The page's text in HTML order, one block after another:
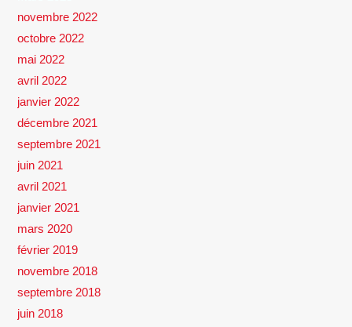
novembre 2022
octobre 2022
mai 2022
avril 2022
janvier 2022
décembre 2021
septembre 2021
juin 2021
avril 2021
janvier 2021
mars 2020
février 2019
novembre 2018
septembre 2018
juin 2018